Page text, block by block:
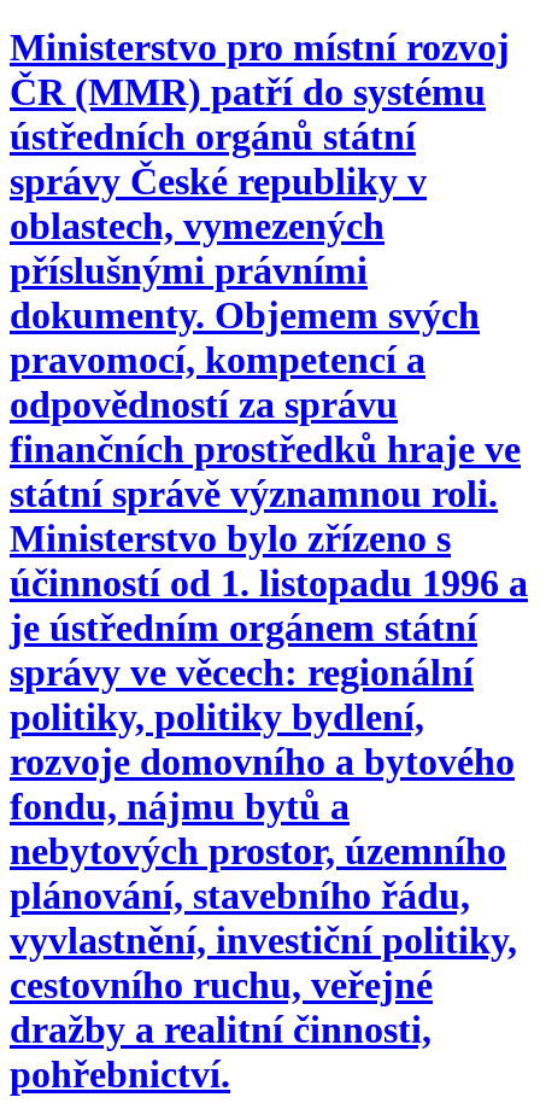
Ministerstvo pro místní rozvoj
ČR (MMR) patří do systému
ústředních orgánů státní
správy České republiky v
oblastech, vymezených
příslušnými právními
dokumenty. Objemem svých
pravomocí, kompetencí a
odpovědností za správu
finančních prostředků hraje ve
státní správě významnou roli.
Ministerstvo bylo zřízeno s
účinností od 1. listopadu 1996 a
je ústředním orgánem státní
správy ve věcech: regionální
politiky, politiky bydlení,
rozvoje domovního a bytového
fondu, nájmu bytů a
nebytových prostor, územního
plánování, stavebního řádu,
vyvlastnění, investiční politiky,
cestovního ruchu, veřejné
dražby a realitní činnosti,
pohřebnictví.